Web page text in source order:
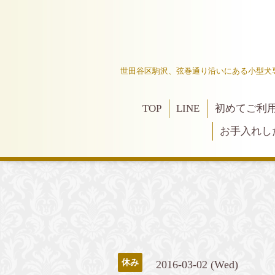
世田谷区駒沢、弦巻通り沿いにある小型
TOP LINE
初めてご利
お手入れ
休み 2016-03-02 (Wed)